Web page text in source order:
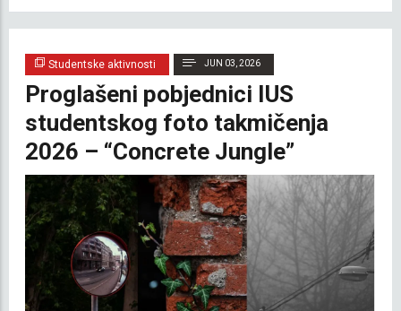
Studentske aktivnosti JUN 03, 2026
Proglašeni pobjednici IUS
studentskog foto takmičenja
2026 – “Concrete Jungle”